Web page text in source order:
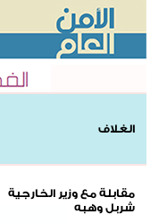
الغلاف
مقابلة مع وزير الخارجية
شربل وهبه